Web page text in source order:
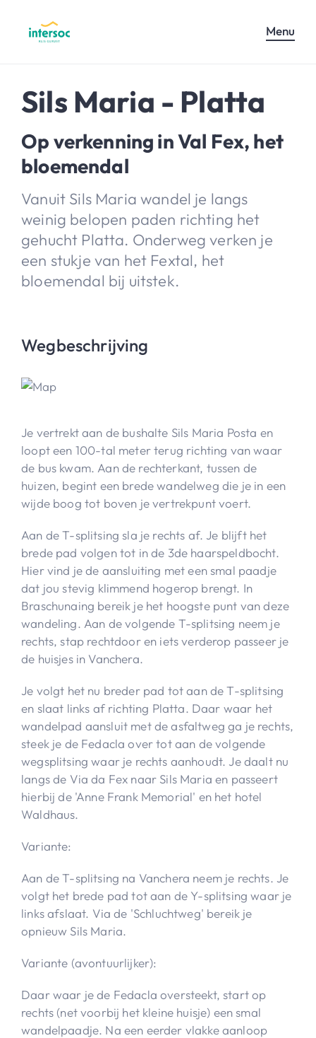
Menu
Sils Maria - Platta
Op verkenning in Val Fex, het
bloemendal
Vanuit Sils Maria wandel je langs
weinig belopen paden richting het
gehucht Platta. Onderweg verken je
een stukje van het Fextal, het
bloemendal bij uitstek.
Wegbeschrijving
Je vertrekt aan de bushalte Sils Maria Posta en
loopt een 100-tal meter terug richting van waar
de bus kwam. Aan de rechterkant, tussen de
huizen, begint een brede wandelweg die je in een
wijde boog tot boven je vertrekpunt voert.
Aan de T-splitsing sla je rechts af. Je blijft het
brede pad volgen tot in de 3de haarspeldbocht.
Hier vind je de aansluiting met een smal paadje
dat jou stevig klimmend hogerop brengt. In
Braschunaing bereik je het hoogste punt van deze
wandeling. Aan de volgende T-splitsing neem je
rechts, stap rechtdoor en iets verderop passeer je
de huisjes in Vanchera.
Je volgt het nu breder pad tot aan de T-splitsing
en slaat links af richting Platta. Daar waar het
wandelpad aansluit met de asfaltweg ga je rechts,
steek je de Fedacla over tot aan de volgende
wegsplitsing waar je rechts aanhoudt. Je daalt nu
langs de Via da Fex naar Sils Maria en passeert
hierbij de 'Anne Frank Memorial' en het hotel
Waldhaus.
Variante:
Aan de T-splitsing na Vanchera neem je rechts. Je
volgt het brede pad tot aan de Y-splitsing waar je
links afslaat. Via de 'Schluchtweg' bereik je
opnieuw Sils Maria.
Variante (avontuurlijker):
Daar waar je de Fedacla oversteekt, start op
rechts (net voorbij het kleine huisje) een smal
wandelpaadje. Na een eerder vlakke aanloop